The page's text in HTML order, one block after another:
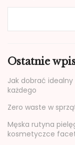
Ostatnie
Jak dobrać
każdego
Zero waste w
Męska rutyna
kosmetyczce